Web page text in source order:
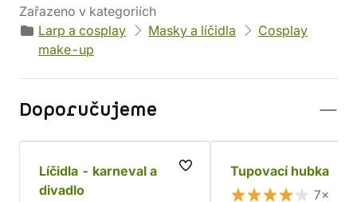
Zařazeno v kategoriích
Larp a cosplay
Masky a líčidla
Cosplay
make-up
Doporučujeme
Líčidla - karneval a
divadlo
Tupovací hubka
7×